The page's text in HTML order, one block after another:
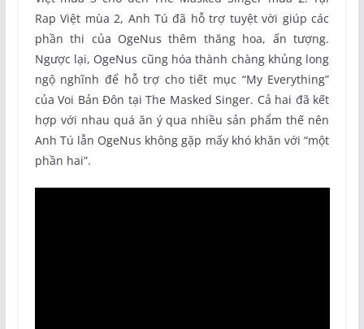
Rap Việt mùa 2, Anh Tú đã hỗ trợ tuyệt vời giúp các
phần thi của OgeNus thêm thăng hoa, ấn tượng.
Ngược lại, OgeNus cũng hóa thành chàng khủng long
ngộ nghĩnh để hỗ trợ cho tiết mục “My Everything”
của Voi Bản Đôn tại The Masked Singer. Cả hai đã kết
hợp với nhau quá ăn ý qua nhiều sản phẩm thế nên
Anh Tú lẫn OgeNus không gặp mấy khó khăn với “một
phần hai”.